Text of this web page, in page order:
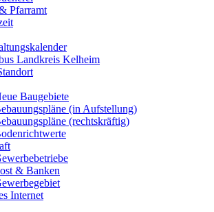
Pfarramt
Landkreis Kelheim
Baugebiete
(in Aufstellung)
(rechtskräftig)
& Banken
Internet